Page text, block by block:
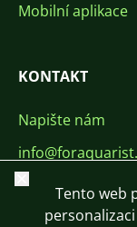
Mobilní aplikace
KONTAKT
Napište nám
+420 603 449 602
Zavřít
Tento web